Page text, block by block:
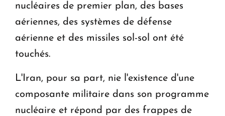
nucléaires de premier plan, des bases
aériennes, des systèmes de défense
aérienne et des missiles sol-sol ont été
touchés.
L'Iran, pour sa part, nie l'existence d'une
composante militaire dans son programme
nucléaire et répond par des frappes de